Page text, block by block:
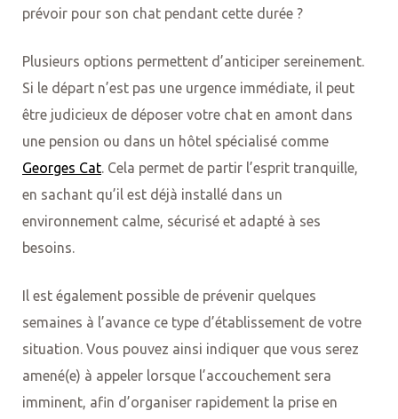
prévoir pour son chat pendant cette durée ?
Plusieurs options permettent d’anticiper sereinement.
Si le départ n’est pas une urgence immédiate, il peut
être judicieux de déposer votre chat en amont dans
une pension ou dans un hôtel spécialisé comme
Georges Cat . Cela permet de partir l’esprit tranquille,
en sachant qu’il est déjà installé dans un
environnement calme, sécurisé et adapté à ses
besoins.
Il est également possible de prévenir quelques
semaines à l’avance ce type d’établissement de votre
situation. Vous pouvez ainsi indiquer que vous serez
amené(e) à appeler lorsque l’accouchement sera
imminent, afin d’organiser rapidement la prise en